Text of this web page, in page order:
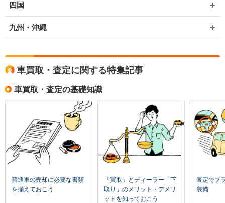
四国
九州・沖縄
車買取・査定に関する特集記事
車買取・査定の基礎知識
普通車の売却に必要な書類
を揃えておこう
「買取」とディーラー「下
取り」のメリット・デメリ
ットを知っておこう
査定でプ
装備